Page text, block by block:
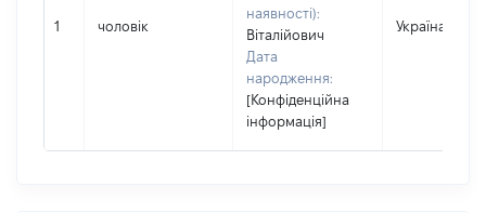
1 чоловік
наявності):
Віталійович
Дата
народження:
[Конфіденційна
інформація]
Україна